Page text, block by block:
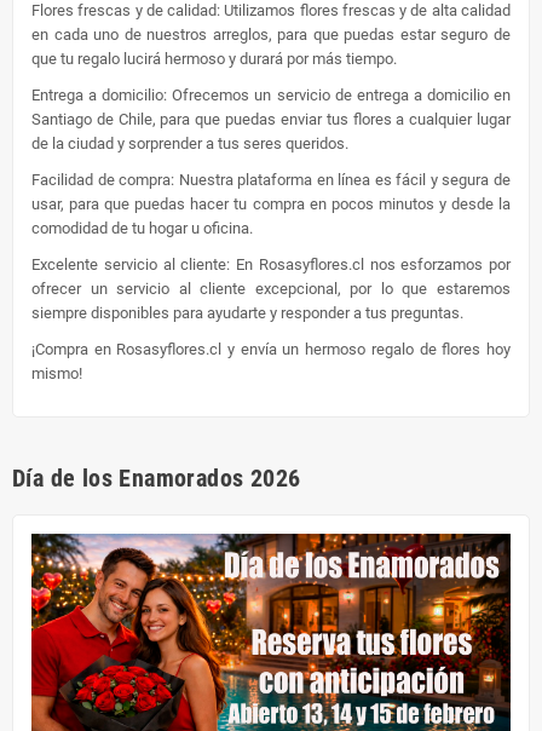
Flores frescas y de calidad: Utilizamos flores frescas y de alta calidad
en cada uno de nuestros arreglos, para que puedas estar seguro de
que tu regalo lucirá hermoso y durará por más tiempo.
Entrega a domicilio: Ofrecemos un servicio de entrega a domicilio en
Santiago de Chile, para que puedas enviar tus flores a cualquier lugar
de la ciudad y sorprender a tus seres queridos.
Facilidad de compra: Nuestra plataforma en línea es fácil y segura de
usar, para que puedas hacer tu compra en pocos minutos y desde la
comodidad de tu hogar u oficina.
Excelente servicio al cliente: En Rosasyflores.cl nos esforzamos por
ofrecer un servicio al cliente excepcional, por lo que estaremos
siempre disponibles para ayudarte y responder a tus preguntas.
¡Compra en Rosasyflores.cl y envía un hermoso regalo de flores hoy
mismo!
Día de los Enamorados 2026